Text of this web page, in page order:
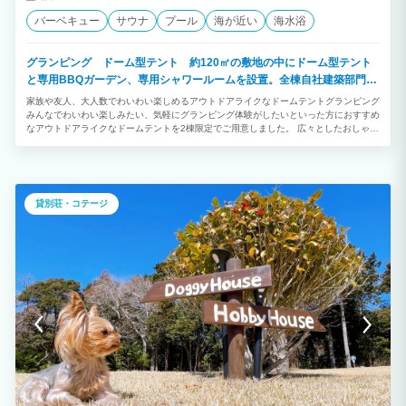
バーベキュー サウナ プール 海が近い 海水浴
グランピング ドーム型テント 約120㎡の敷地の中にドーム型テント
と専用BBQガーデン、専用シャワールームを設置。全棟自社建築部門で
デザイン建築されたお洒落なお部屋です。
家族や友人、大人数でわいわい楽しめるアウトドアライクなドームテントグランピング
みんなでわいわい楽しみたい、気軽にグランピング体験がしたいといった方におすすめ
なアウトドアライクなドームテントを2棟限定でご用意しました。 広々としたおしゃれ
貸別荘・コテージ